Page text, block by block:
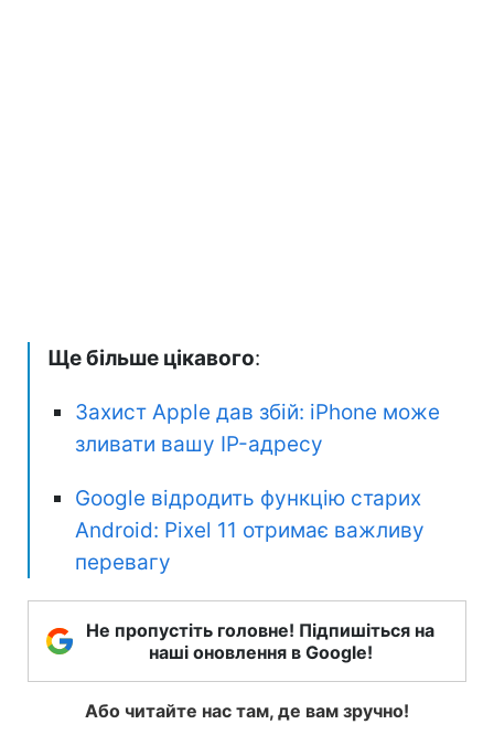
Ще більше цікавого:
Захист Apple дав збій: iPhone може
зливати вашу IP-адресу
Google відродить функцію старих
Android: Pixel 11 отримає важливу
перевагу
Не пропустіть головне! Підпишіться на
наші оновлення в Google!
Або читайте нас там, де вам зручно!